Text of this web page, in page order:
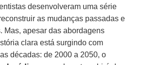
desenvolveram uma série
as mudanças passadas e
Mas, apesar das abordagens
clara está surgindo com
décadas: de 2000 a 2050, o